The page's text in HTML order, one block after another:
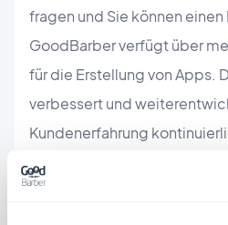
fragen und Sie können
GoodBarber verfügt über
für die Erstellung von Apps.
verbessert und
Kundenerfahrung
zeigen können, dass Sie in
Kunden effektiv zu beraten.